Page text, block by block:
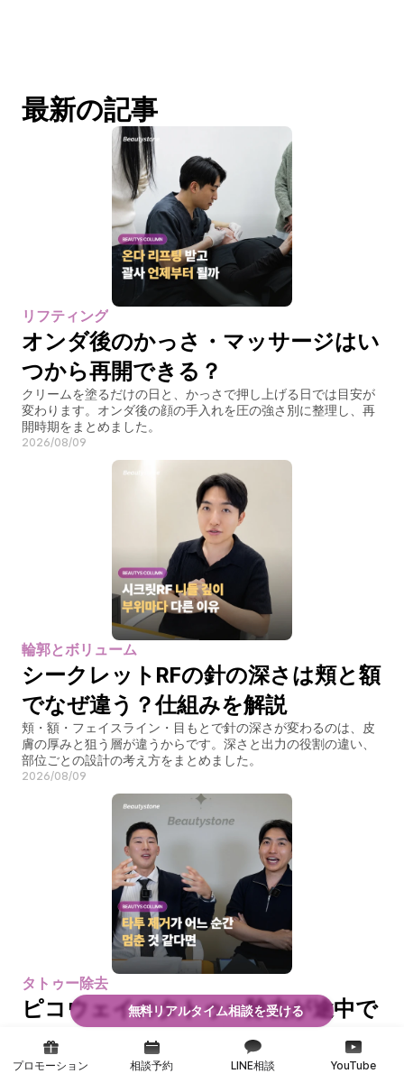
最新の記事
リフティング
オンダ後のかっさ・マッサージはい
つから再開できる？
クリームを塗るだけの日と、かっさで押し上げる日では目安が
変わります。オンダ後の顔の手入れを圧の強さ別に整理し、再
開時期をまとめました。
2026/08/09
輪郭とボリューム
シークレットRFの針の深さは頬と額
でなぜ違う？仕組みを解説
頬・額・フェイスライン・目もとで針の深さが変わるのは、皮
膚の厚みと狙う層が違うからです。深さと出力の役割の違い、
部位ごとの設計の考え方をまとめました。
2026/08/09
タトゥー除去
ピコウェイのタトゥー除去が途中で
止まった？原因を解説
回数を重ねても薄くなった実感が減る区間には理由がありま
プロモーション 相談予約 LINE相談 YouTube
無料リアルタイム相談を受ける